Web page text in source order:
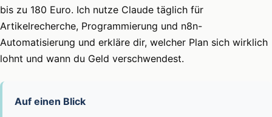
bis zu 180 Euro. Ich nutze Claude täglich für
Artikelrecherche, Programmierung und n8n-
Automatisierung und erkläre dir, welcher Plan sich wirklich
lohnt und wann du Geld verschwendest.
Auf einen Blick